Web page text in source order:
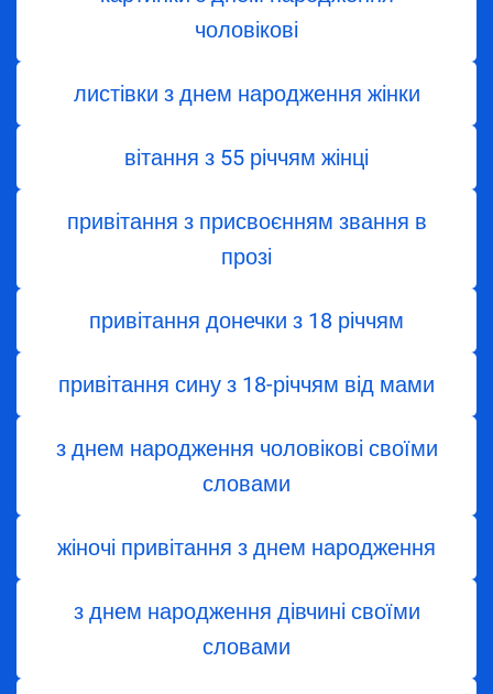
чоловікові
листівки з днем народження жінки
вітання з 55 річчям жінці
привітання з присвоєнням звання в
прозі
привітання донечки з 18 річчям
привітання сину з 18-річчям від мами
з днем народження чоловікові своїми
словами
жіночі привітання з днем народження
з днем ​​народження дівчині своїми
словами